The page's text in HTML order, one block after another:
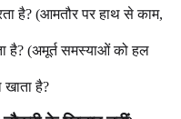
है? (आमतौर पर हाथ से काम,
है? (अमूर्त समस्याओं को हल
है?